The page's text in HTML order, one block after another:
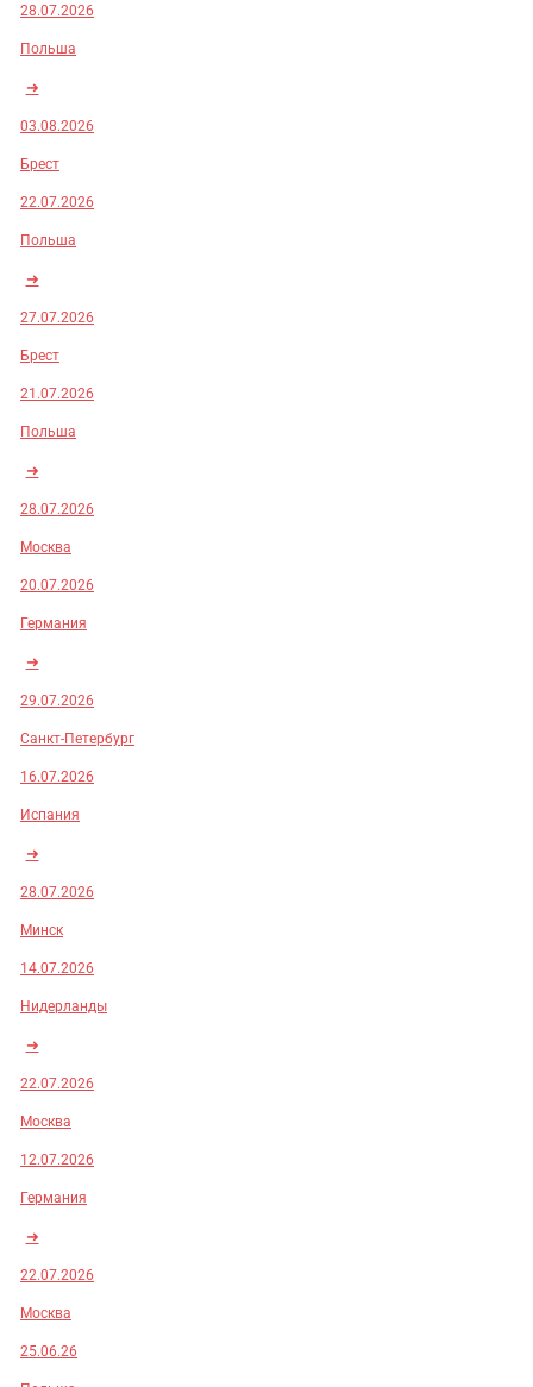
28.07.2026
Польша
➜
03.08.2026
Брест
22.07.2026
Польша
➜
27.07.2026
Брест
21.07.2026
Польша
➜
28.07.2026
Москва
20.07.2026
Германия
➜
29.07.2026
Санкт-Петербург
16.07.2026
Испания
➜
28.07.2026
Минск
14.07.2026
Нидерланды
➜
22.07.2026
Москва
12.07.2026
Германия
➜
22.07.2026
Москва
25.06.26